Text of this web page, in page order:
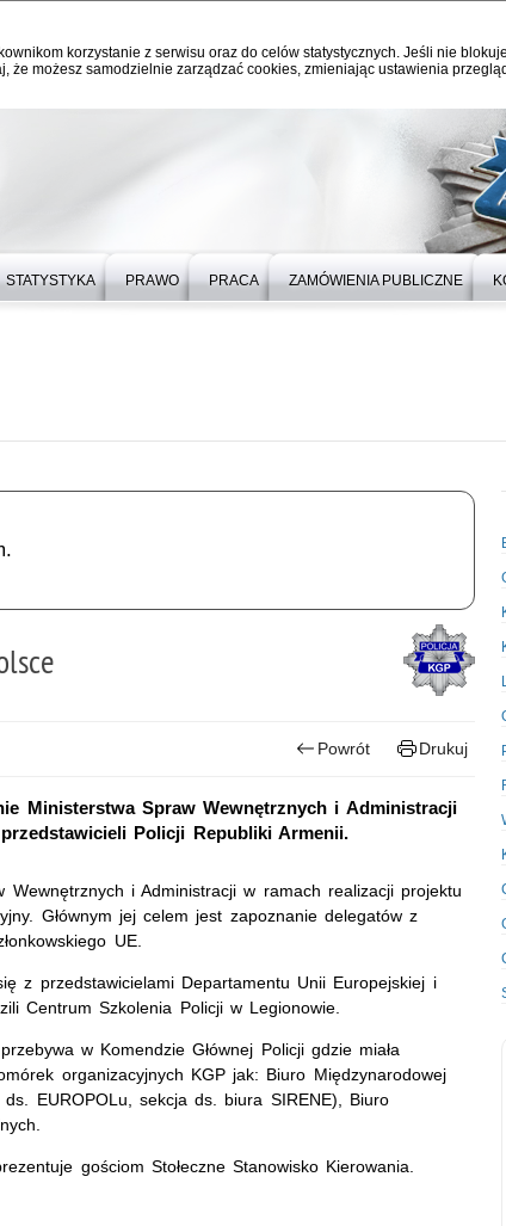
korzystanie z serwisu oraz do celów statystycznych. Jeśli nie
że możesz samodzielnie zarządzać cookies, zmieniając ustawienia
STATYSTYKA PRAWO PRACA ZAMÓWIENIA PUBLICZNE
Powrót Drukuj
Ministerstwa Spraw Wewnętrznych i Administracji
Policji Republiki Armenii.
i Administracji w ramach realizacji projektu
Głównym jej celem jest zapoznanie delegatów z
UE.
z przedstawicielami Departamentu Unii Europejskiej i
Centrum Szkolenia Policji w Legionowie.
w Komendzie Głównej Policji gdzie miała
organizacyjnych KGP jak: Biuro Międzynarodowej
EUROPOLu, sekcja ds. biura SIRENE), Biuro
gościom Stołeczne Stanowisko Kierowania.